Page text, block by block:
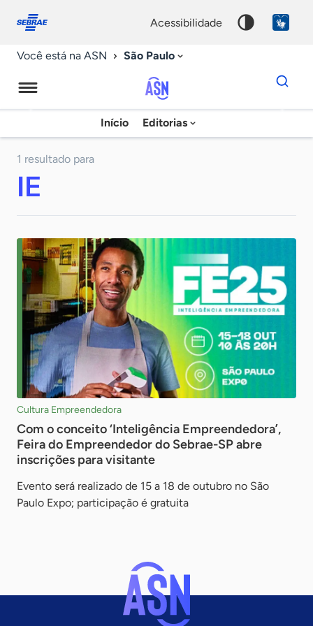
conosco
acessibilidade
Você está na ASN São Paulo
Agência
Sebrae
Início Editorias
Dados
para
chave
1 resultado para
IE
Cultura Empreendedora
Com o conceito ‘Inteligência Empreendedora’,
Feira do Empreendedor do Sebrae-SP abre
inscrições para visitante
Evento será realizado de 15 a 18 de outubro no São
Paulo Expo; participação é gratuita